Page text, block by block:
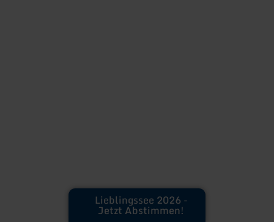
Lieblingssee 2026 -
Jetzt Abstimmen!